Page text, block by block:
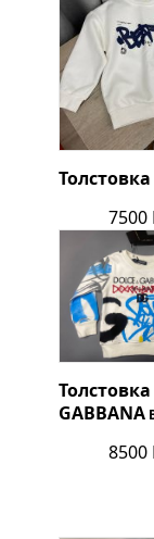
Толстовка
7500
Толстовка
GABBANA
8500